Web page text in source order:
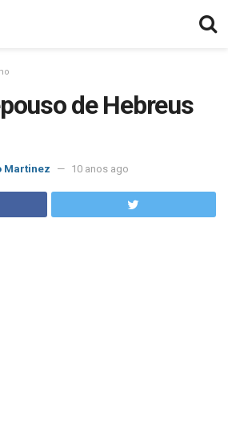
de Hebreus
Martinez 10 anos ago